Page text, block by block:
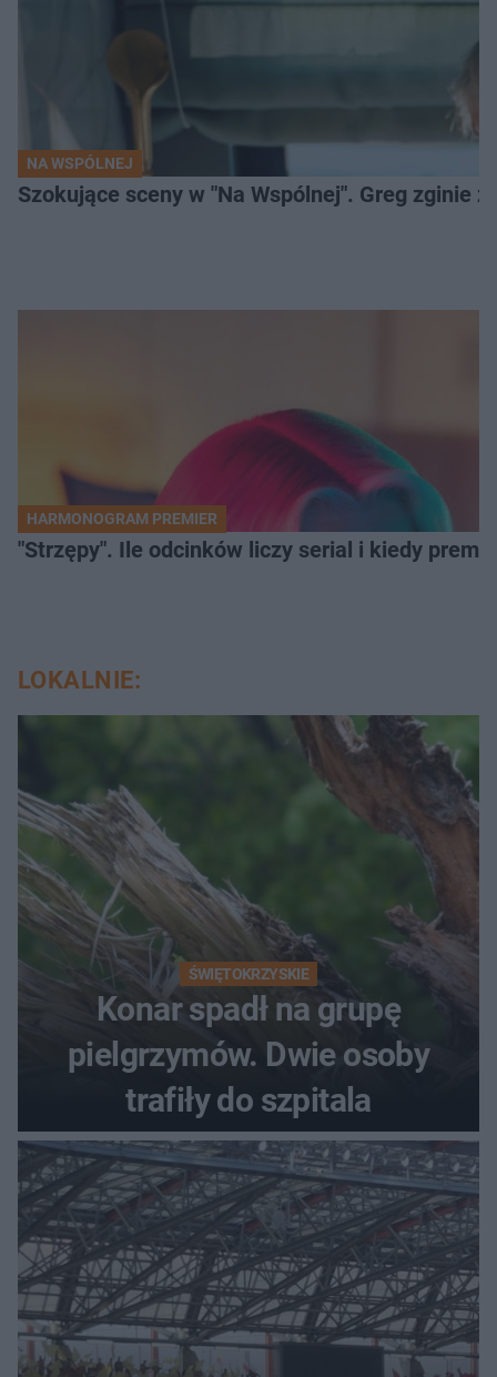
NA WSPÓLNEJ
Szokujące sceny w "Na Wspólnej". Greg zginie z
HARMONOGRAM PREMIER
"Strzępy". Ile odcinków liczy serial i kiedy
LOKALNIE:
ŚWIĘTOKRZYSKIE
Konar spadł na grupę
pielgrzymów. Dwie osoby
trafiły do szpitala